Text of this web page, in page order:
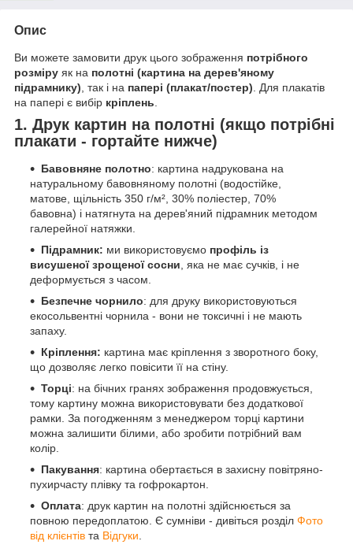
Опис
Ви можете замовити друк цього зображення потрібного
розміру як на полотні (картина на дерев'яному
підрамнику) , так і на папері (плакат/постер) . Для плакатів
на папері є вибір кріплень
1. Друк картин на полотні (якщо потрібні
плакати - гортайте нижче)
Бавовняне полотно: картина надрукована на
натуральному бавовняному полотні (водостійке,
матове, щільність 350 г/м², 30% поліестер, 70%
бавовна) і натягнута на дерев'яний підрамник методом
галерейної натяжки.
Підрамник: ми використовуємо профіль із
висушеної зрощеної сосни, яка не має сучків, і не
деформується з часом.
Безпечне чорнило: для друку використовуються
екосольвентні чорнила - вони не токсичні і не мають
запаху.
Кріплення: картина має кріплення з зворотного боку,
що дозволяє легко повісити її на стіну.
Торці: на бічних гранях зображення продовжується,
тому картину можна використовувати без додаткової
рамки. За погодженням з менеджером торці картини
можна залишити білими, або зробити потрібний вам
колір.
Пакування: картина обертається в захисну повітряно-
пухирчасту плівку та гофрокартон.
Оплата: друк картин на полотні здійснюється за
повною передоплатою. Є сумніви - дивіться розділ Фото
від клієнтів та Відгуки.